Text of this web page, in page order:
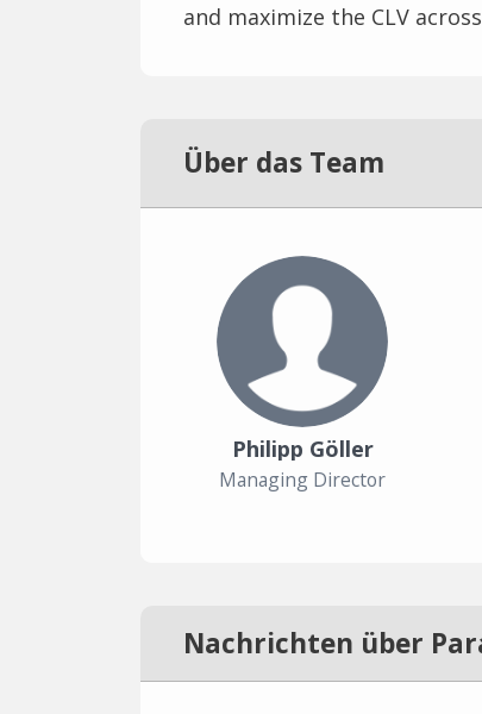
and maximize the CLV
Über das Team
Philipp Göller
Managing Director
Nachrichten über